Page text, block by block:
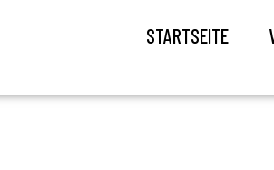
STARTSEITE